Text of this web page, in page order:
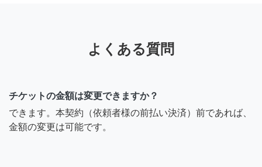
よくある質問
チケットの金額は変更できますか？
できます。本契約（依頼者様の前払い決済）前であれば、
金額の変更は可能です。